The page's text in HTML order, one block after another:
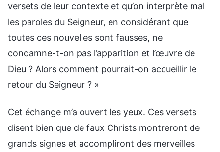
versets de leur contexte et qu’on interprète mal
les paroles du Seigneur, en considérant que
toutes ces nouvelles sont fausses, ne
condamne-t-on pas l’apparition et l’œuvre de
Dieu ? Alors comment pourrait-on accueillir le
retour du Seigneur ? »
Cet échange m’a ouvert les yeux. Ces versets
disent bien que de faux Christs montreront de
grands signes et accompliront des merveilles